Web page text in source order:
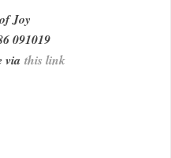
Joy
091019
via this link